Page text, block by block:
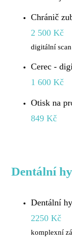
Chránič
2 500 Kč
digitální scan
Cerec -
1 600 Kč
Otisk na
849 Kč
Dentální
Dentální
2250 Kč
komplexní